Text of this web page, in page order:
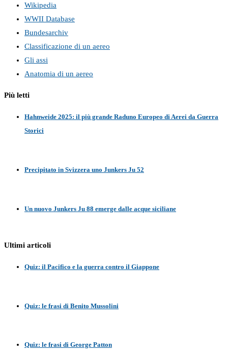
Wikipedia
WWII Database
Bundesarchiv
Classificazione di un aereo
Gli assi
Anatomia di un aereo
Più letti
Hahnweide 2025: il più grande Raduno Europeo di Aerei da Guerra
Storici
Precipitato in Svizzera uno Junkers Ju 52
Un nuovo Junkers Ju 88 emerge dalle acque siciliane
Ultimi articoli
Quiz: il Pacifico e la guerra contro il Giappone
Quiz: le frasi di Benito Mussolini
Quiz: le frasi di George Patton